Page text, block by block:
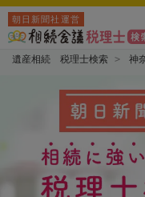
朝日新聞社運営
遺産相続 税理士検索 神